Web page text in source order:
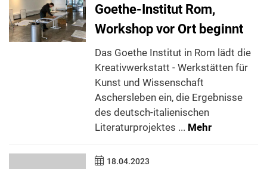
Goethe-Institut Rom,
Workshop vor Ort beginnt
Das Goethe Institut in Rom lädt die
Kreativwerkstatt - Werkstätten für
Kunst und Wissenschaft
Aschersleben ein, die Ergebnisse
des deutsch-italienischen
Literaturprojektes ... Mehr
18.04.2023